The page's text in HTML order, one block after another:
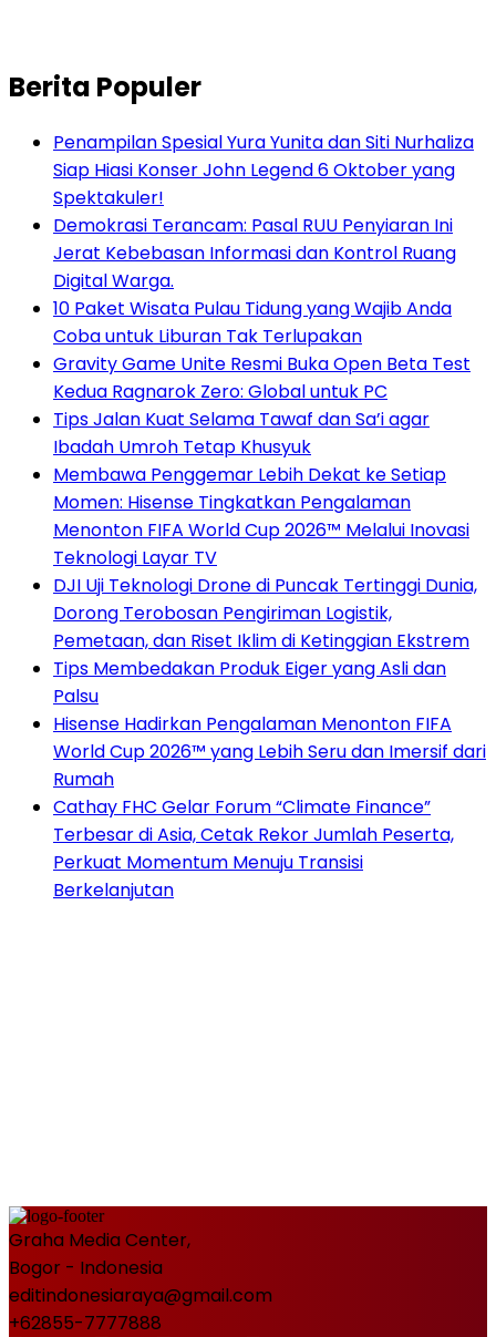
Berita Populer
Penampilan Spesial Yura Yunita dan Siti Nurhaliza
Siap Hiasi Konser John Legend 6 Oktober yang
Spektakuler!
Demokrasi Terancam: Pasal RUU Penyiaran Ini
Jerat Kebebasan Informasi dan Kontrol Ruang
Digital Warga.
10 Paket Wisata Pulau Tidung yang Wajib Anda
Coba untuk Liburan Tak Terlupakan
Gravity Game Unite Resmi Buka Open Beta Test
Kedua Ragnarok Zero: Global untuk PC
Tips Jalan Kuat Selama Tawaf dan Sa’i agar
Ibadah Umroh Tetap Khusyuk
Membawa Penggemar Lebih Dekat ke Setiap
Momen: Hisense Tingkatkan Pengalaman
Menonton FIFA World Cup 2026™ Melalui Inovasi
Teknologi Layar TV
DJI Uji Teknologi Drone di Puncak Tertinggi Dunia,
Dorong Terobosan Pengiriman Logistik,
Pemetaan, dan Riset Iklim di Ketinggian Ekstrem
Tips Membedakan Produk Eiger yang Asli dan
Palsu
Hisense Hadirkan Pengalaman Menonton FIFA
World Cup 2026™ yang Lebih Seru dan Imersif dari
Rumah
Cathay FHC Gelar Forum “Climate Finance”
Terbesar di Asia, Cetak Rekor Jumlah Peserta,
Perkuat Momentum Menuju Transisi
Berkelanjutan
Graha Media Center,
Bogor - Indonesia
editindonesiaraya@gmail.com
+62855-7777888